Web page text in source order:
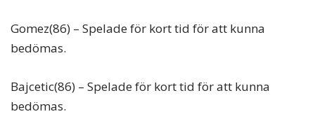
Gomez(86) – Spelade för kort tid för att kunna
bedömas.
Bajcetic(86) – Spelade för kort tid för att kunna
bedömas.